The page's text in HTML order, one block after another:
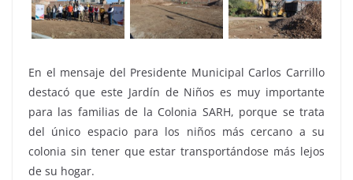
En el mensaje del Presidente Municipal Carlos Carrillo
destacó que este Jardín de Niños es muy importante
para las familias de la Colonia SARH, porque se trata
del único espacio para los niños más cercano a su
colonia sin tener que estar transportándose más lejos
de su hogar.